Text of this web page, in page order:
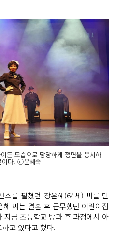
든 모습으로 당당하게 정면을 응시하
이다. ⓒ윤혜숙
쇼를 펼쳤던 장은혜(64세) 씨를 만
혜 씨는 결혼 후 근무했던 어린이집
지금 초등학교 방과 후 과정에서 아
고 있다고 했다.